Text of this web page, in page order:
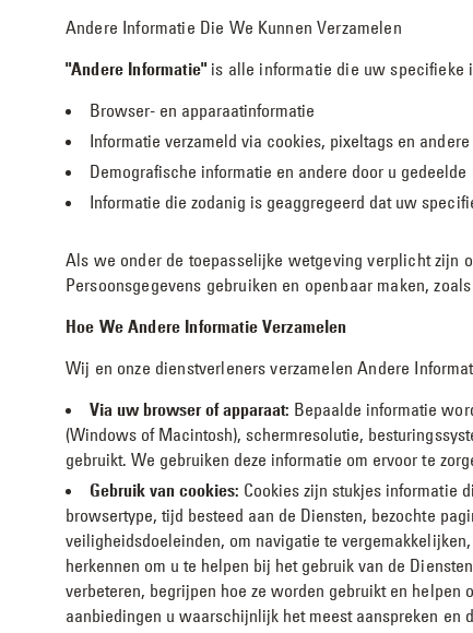
Andere Informatie Die We Kunnen Verzamelen
"Andere Informatie" is alle informatie die uw specifieke
Browser- en apparaatinformatie
Informatie verzameld via cookies, pixeltags en
Demografische informatie en andere door u
Informatie die zodanig is geaggregeerd dat uw
Als we onder de toepasselijke wetgeving verplicht zijn
Persoonsgegevens gebruiken en openbaar maken,
Hoe We Andere Informatie Verzamelen
Wij en onze dienstverleners verzamelen Andere
Via uw browser of apparaat: Bepaalde informatie
(Windows of Macintosh), schermresolutie,
gebruikt. We gebruiken deze informatie om ervoor te
Gebruik van cookies: Cookies zijn stukjes informatie
browsertype, tijd besteed aan de Diensten, bezochte
veiligheidsdoeleinden, om navigatie te
herkennen om u te helpen bij het gebruik van de
verbeteren, begrijpen hoe ze worden gebruikt en helpen
aanbiedingen u waarschijnlijk het meest aanspreken en